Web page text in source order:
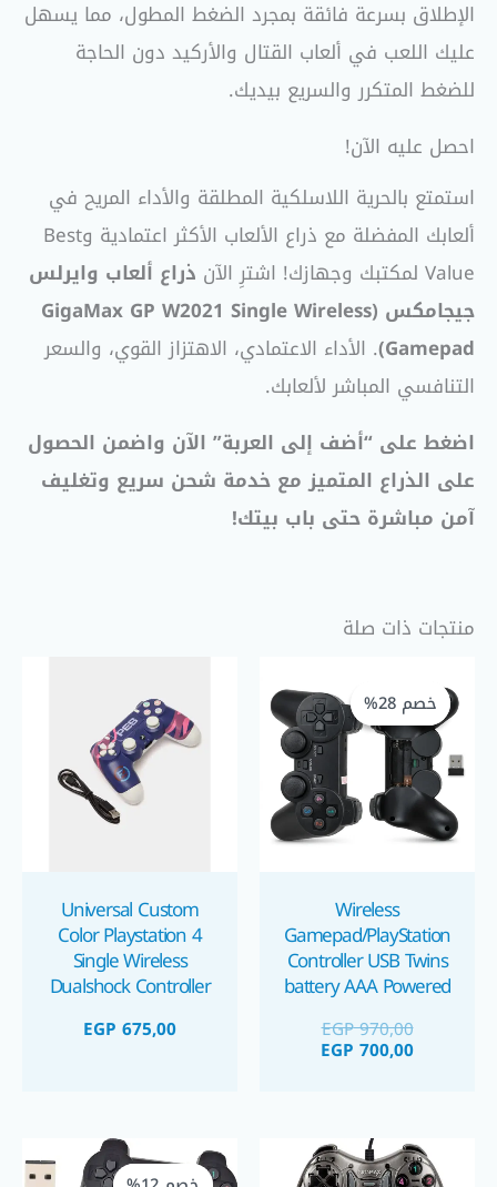
الإطلاق بسرعة فائقة بمجرد الضغط المطول، مما يسهل
عليك اللعب في ألعاب القتال والأركيد دون الحاجة
للضغط المتكرر والسريع بيديك.
احصل عليه الآن!
استمتع بالحرية اللاسلكية المطلقة والأداء المريح في
ألعابك المفضلة مع ذراع الألعاب الأكثر اعتمادية وBest
Value لمكتبك وجهازك! اشترِ الآن
ذراع ألعاب وايرلس
جيجامكس (GigaMax GP W2021 Single Wireless
Gamepad) . الأداء الاعتمادي، الاهتزاز القوي، والسعر
التنافسي المباشر لألعابك.
اضغط على “أضف إلى العربة” الآن واضمن الحصول
على الذراع المتميز مع خدمة شحن سريع وتغليف
آمن مباشرة حتى باب بيتك!
منتجات ذات صلة
خصم 28%
خصم 28%
Wireless
Gamepad/PlayStation
Controller USB Twins
battery AAA Powered
ببطارية توصيل يو اس
بي
EGP970,00
الأصلي
هو:
EGP 970,00.
EGP 700,00
الحالي
هو:
EGP 700,00.
Universal Custom
Color Playstation 4
Single Wireless
Dualshock Controller
وايرلسEGP 675,00
الأصلي
الحالي